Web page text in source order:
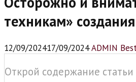
техникам»
12/09/202417/09/2024ADMIN
Открой содержание статьи